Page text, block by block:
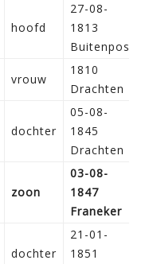
hoofd
27-08-
1813
Buitenpost
vrouw
1810
Drachten
dochter
05-08-
1845
Drachten
zoon
03-08-
1847
Franeker
dochter
21-01-
1851